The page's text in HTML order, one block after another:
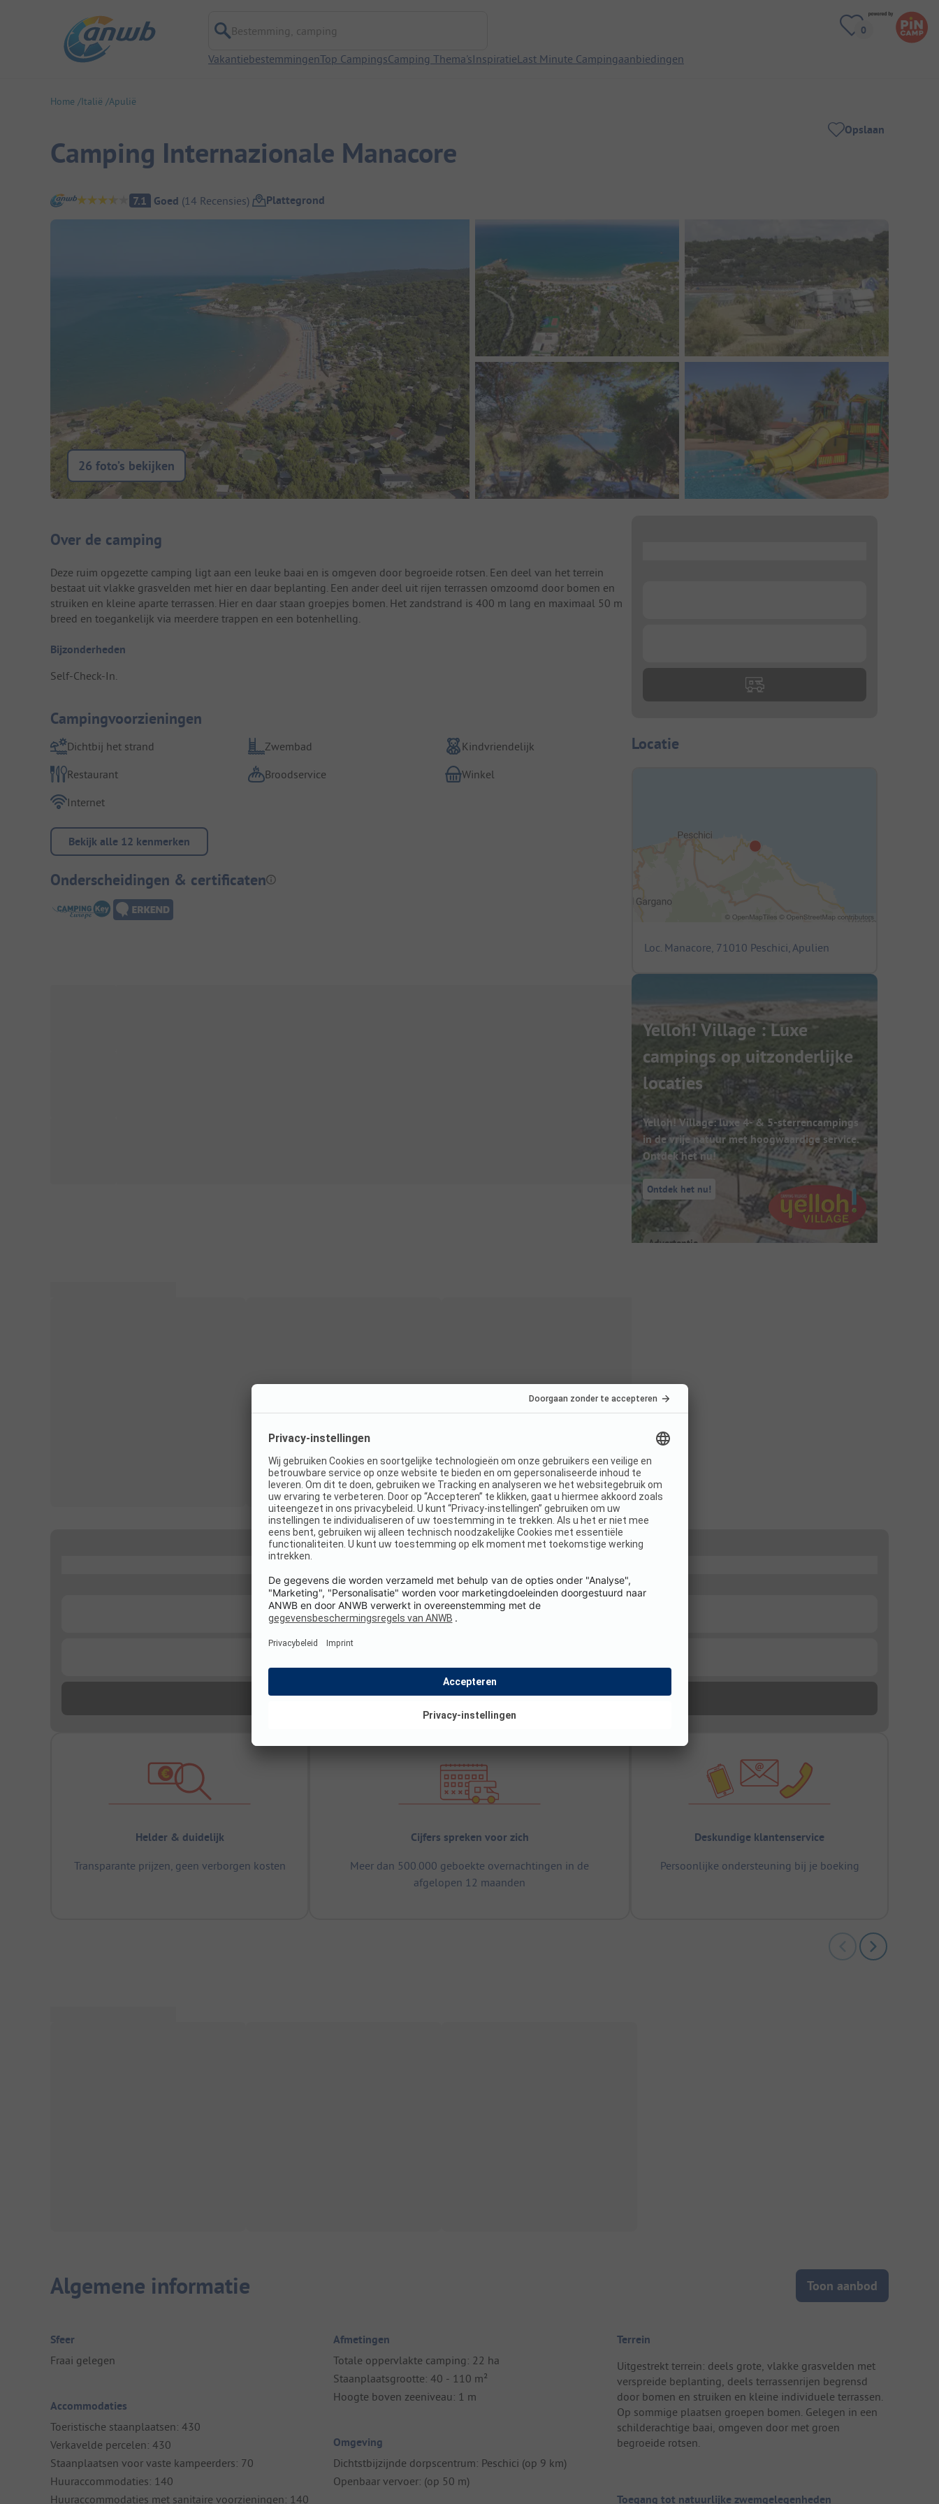
Bestemming, camping
VakantiebestemmingenTop CampingsCamping Thema'sInspiratieLast Minute Campingaanbiedingen
Home Italië Apulië
Camping Internazionale Manacore
Opslaan
Camping overzicht
7.1 Goed (14 Recensies) Plattegrond
26 foto’s bekijken
Camping introductie
Over de camping
Deze ruim opgezette camping ligt aan een leuke baai en is omgeven door begroeide rotsen. Een deel van het terrein
bestaat uit vlakke grasvelden met hier en daar beplanting. Een ander deel uit rijen terrassen omzoomd door bomen en
struiken en kleine aparte terrassen. Hier en daar staan groepjes bomen. Het zandstrand is 400 m lang en maximaal 50 m
breed en toegankelijk via meerdere trappen en een botenhelling.
Bijzonderheden
Self-Check-In.
Campingvoorzieningen
Dichtbij het strand Zwembad
Kindvriendelijk
Restaurant
Broodservice
Winkel
Internet
Bekijk alle 12 kenmerken
Onderscheidingen & certificaten
Locatie
Loc. Manacore, 71010 Peschici, Apulien
Yelloh! Village : Luxe
campings op uitzonderlijke
locaties
Yelloh! Village: luxe 4- & 5-sterrencampings
in de vrije natuur met hoogwaardige service.
Ontdek het nu!
Ontdek het nu!
Helder & duidelijk
Transparante prijzen, geen verborgen kosten
Cijfers spreken voor zich
Meer dan 500.000 geboekte overnachtingen in de
afgelopen 12 maanden
Deskundige klantenservice
Persoonlijke ondersteuning bij je boeking
Algemene informatie Toon aanbod
Sfeer
Fraai gelegen
Accommodaties
Toeristische staanplaatsen: 430
Verkavelde percelen: 430
Staanplaatsen voor vaste kampeerders: 70
Huuraccommodaties: 140
Huuraccommodaties met sanitaire voorzieningen: 140
Afmetingen
Totale oppervlakte camping: 22 ha
Staanplaatsgrootte: 40 - 110 m²
Hoogte boven zeeniveau: 1 m
Omgeving
Dichtstbijzijnde dorpscentrum: Peschici (op 9 km)
Openbaar vervoer: (op 50 m)
Terrein
Uitgestrekt terrein: deels grote, vlakke grasvelden met
verspreide beplanting, deels terrassenrijen begrensd
door bomen en struiken en kleine individuele terrassen.
Op sommige plaatsen groepen bomen. Gelegen in een
schilderachtige baai, omgeven door met groen
begroeide rotsen.
Toegang tot natuurlijke zwemgelegenheden